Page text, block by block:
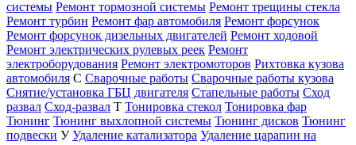
системы Ремонт тормозной системы Ремонт трещины стекла
Ремонт турбин Ремонт фар автомобиля Ремонт форсунок
Ремонт форсунок дизельных двигателей Ремонт ходовой
Ремонт электрических рулевых реек Ремонт
электроборудования Ремонт электромоторов Рихтовка кузова
автомобиля С Сварочные работы Сварочные работы кузова
Снятие/установка ГБЦ двигателя Стапельные работы Сход
развал Сход-развал Т Тонировка стекол Тонировка фар
Тюнинг Тюнинг выхлопной системы Тюнинг дисков Тюнинг
подвески У Удаление катализатора Удаление царапин на